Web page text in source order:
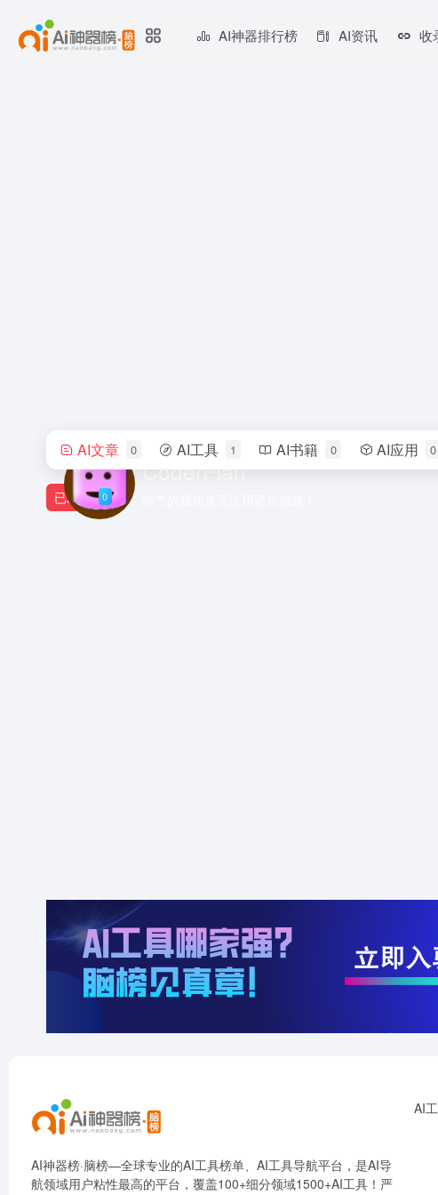
AI神器排行榜 AI资讯 收
CoderPlan
AI文章 0 AI工具 1 AI书籍 0 AI应用 0
已发布 0
AI神器榜·脑榜—全球专业的AI工具榜单、AI工具导航平台，是AI导
航领域用户粘性最高的平台，覆盖100+细分领域1500+AI工具！严
AI